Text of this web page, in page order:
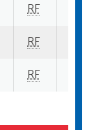
RF
RF
RF